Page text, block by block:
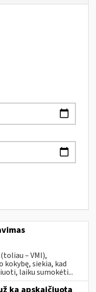
– VMI),
siekia, kad
laiku sumokėti...
ką apskaičiuota